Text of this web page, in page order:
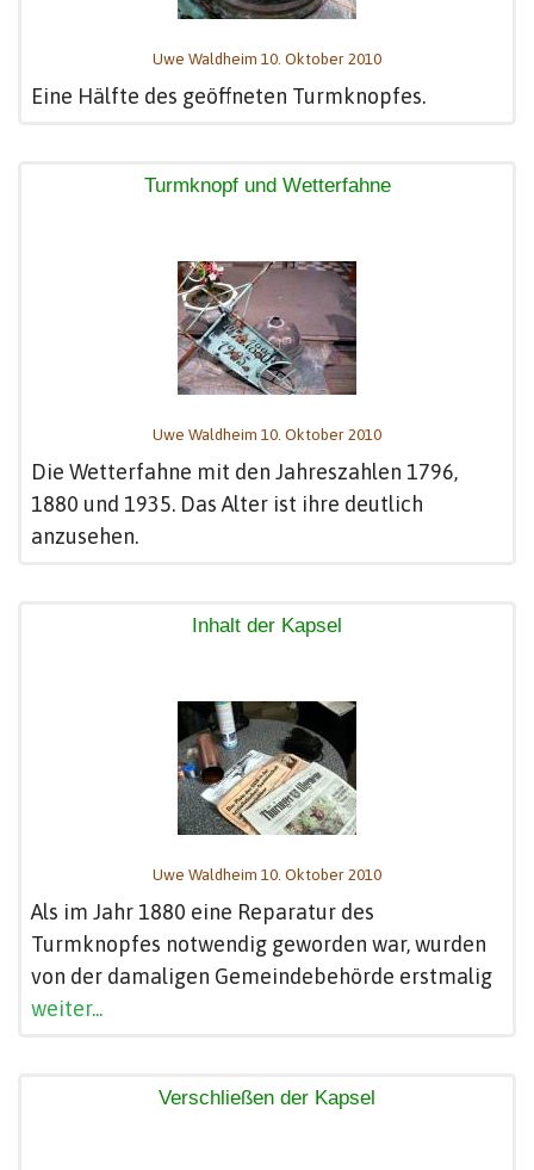
Uwe Waldheim 10. Oktober 2010
Eine Hälfte des geöffneten Turmknopfes.
Turmknopf und Wetterfahne
Uwe Waldheim 10. Oktober 2010
Die Wetterfahne mit den Jahreszahlen 1796,
1880 und 1935. Das Alter ist ihre deutlich
anzusehen.
Inhalt der Kapsel
Uwe Waldheim 10. Oktober 2010
Als im Jahr 1880 eine Reparatur des
Turmknopfes notwendig geworden war, wurden
von der damaligen Gemeindebehörde erstmalig
weiter...
Verschließen der Kapsel